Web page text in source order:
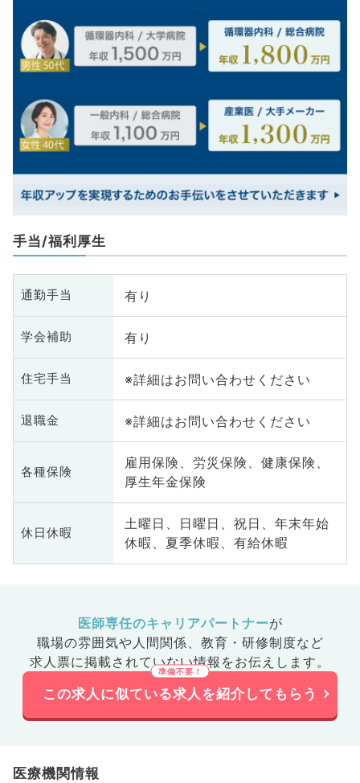
手当/福利厚生
通勤手当 有り
学会補助 有り
住宅手当 ※詳細はお問い合わせください
退職金 ※詳細はお問い合わせください
各種保険
雇用保険、労災保険、健康保険、
厚生年金保険
休日休暇
土曜日、日曜日、祝日、年末年始
休暇、夏季休暇、有給休暇
医師専任のキャリアパートナーが
職場の雰囲気や人間関係、 教育・研修制度など
求人票に掲載されていない情報をお伝えします。
この求人に似ている求人を紹介してもらう
医療機関情報